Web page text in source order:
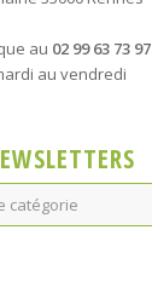
au 02 99 63 73 97
au vendredi